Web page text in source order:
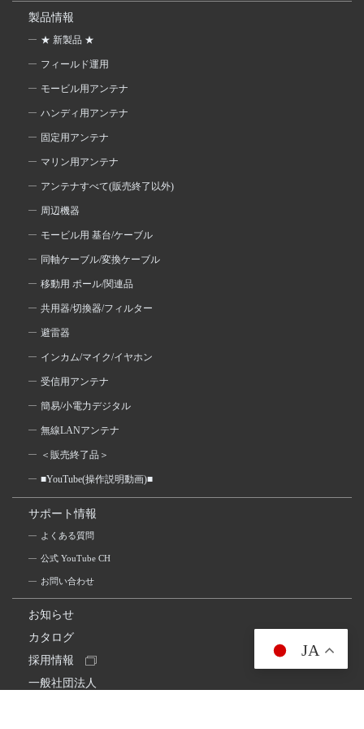
製品情報
★ 新製品 ★
フィールド運用
モービル用アンテナ
ハンディ用アンテナ
固定用アンテナ
マリン用アンテナ
アンテナすべて(販売終了以外)
周辺機器
モービル用 基台/ケーブル
同軸ケーブル/変換ケーブル
移動用 ポール/関連品
共用器/切換器/フィルター
避雷器
インカム/マイク/イヤホン
受信用アンテナ
簡易/小電力デジタル
無線LANアンテナ
＜販売終了品＞
■YouTube(操作説明動画)■
サポート情報
よくある質問
公式 YouTube CH
お問い合わせ
お知らせ
カタログ
採用情報
一般社団法人
JA